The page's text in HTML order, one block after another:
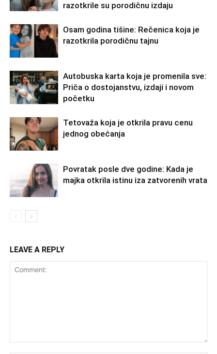
razotkrile su porodičnu izdaju
Osam godina tišine: Rečenica koja je
razotkrila porodičnu tajnu
Autobuska karta koja je promenila sve:
Priča o dostojanstvu, izdaji i novom
početku
Tetovaža koja je otkrila pravu cenu
jednog obećanja
Povratak posle dve godine: Kada je
majka otkrila istinu iza zatvorenih vrata
LEAVE A REPLY